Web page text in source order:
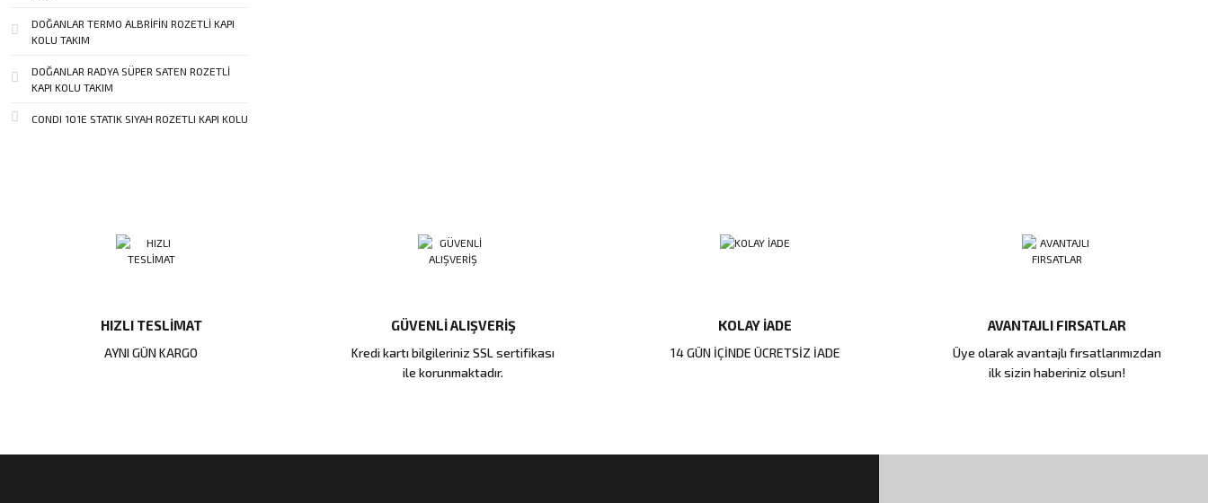
DOĞANLAR TERMO ALBRİFİN ROZETLİ KAPI
KOLU TAKIM
DOĞANLAR RADYA SÜPER SATEN ROZETLİ
KAPI KOLU TAKIM
CONDI 101E STATIK SIYAH ROZETLI KAPI KOLU
HIZLI TESLİMAT
AYNI GÜN KARGO
GÜVENLİ ALIŞVERİŞ
Kredi kartı bilgileriniz SSL sertifikası
ile korunmaktadır.
KOLAY İADE
14 GÜN İÇİNDE ÜCRETSİZ İADE
AVANTAJLI FIRSATLAR
Üye olarak avantajlı fırsatlarımızdan
ilk sizin haberiniz olsun!